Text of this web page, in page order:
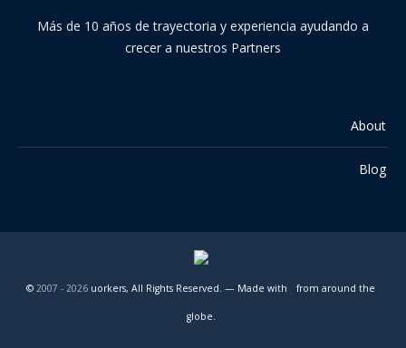
Más de 10 años de trayectoria y experiencia ayudando a
crecer a nuestros Partners
About
Blog
© 2007 - 2026 uorkers, All Rights Reserved. — Made with from around the
globe.